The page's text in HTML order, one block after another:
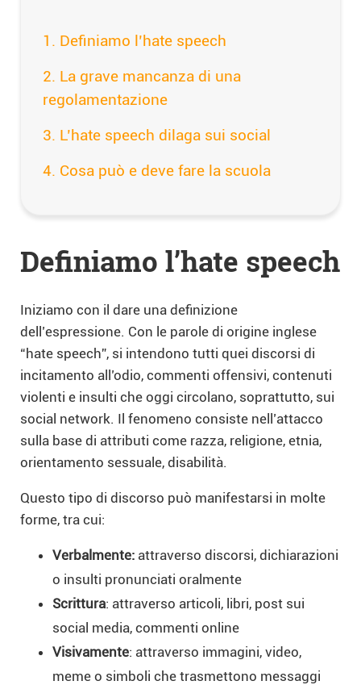
Definiamo l’hate speech
La grave mancanza di una
regolamentazione
L’hate speech dilaga sui social
Cosa può e deve fare la scuola
Definiamo l’hate speech
Iniziamo con il dare una definizione
dell’espressione. Con le parole di origine inglese
“hate speech”, si intendono tutti quei discorsi di
incitamento all’odio, commenti offensivi, contenuti
violenti e insulti che oggi circolano, soprattutto, sui
social network. Il fenomeno consiste nell’attacco
sulla base di attributi come razza, religione, etnia,
orientamento sessuale, disabilità.
Questo tipo di discorso può manifestarsi in molte
forme, tra cui:
Verbalmente: attraverso discorsi, dichiarazioni
o insulti pronunciati oralmente
Scrittura: attraverso articoli, libri, post sui
social media, commenti online
Visivamente: attraverso immagini, video,
meme o simboli che trasmettono messaggi